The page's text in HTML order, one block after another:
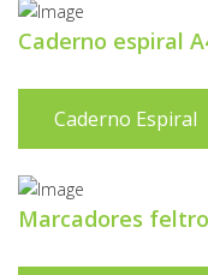
Caderno espiral
Caderno Espiral
Marcadores